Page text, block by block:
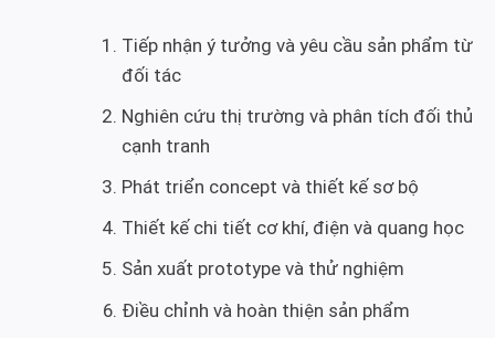
Tiếp nhận ý tưởng và yêu cầu sản phẩm từ
đối tác
Nghiên cứu thị trường và phân tích đối thủ
cạnh tranh
Phát triển concept và thiết kế sơ bộ
Thiết kế chi tiết cơ khí, điện và quang học
Sản xuất prototype và thử nghiệm
Điều chỉnh và hoàn thiện sản phẩm